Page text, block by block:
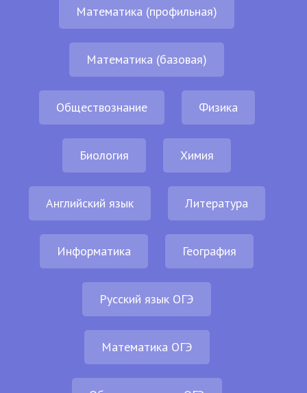
Математика (профильная)
Математика (базовая)
Обществознание Физика
Биология Химия
Английский язык Литература
Информатика География
Русский язык ОГЭ
Математика ОГЭ